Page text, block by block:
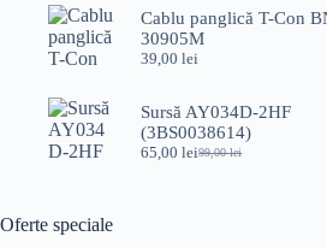
Cablu panglică T-Con
30905M
39,00lei
Sursă AY034D-2HF
(3BS0038614)
99,00lei
Prețul
65,00leiPrețul
Oferte speciale